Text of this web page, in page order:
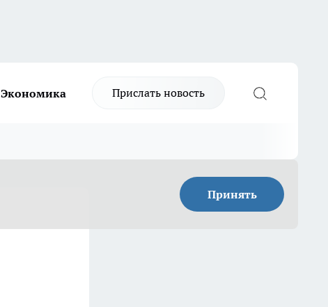
Экономика Прислать новость
Принять